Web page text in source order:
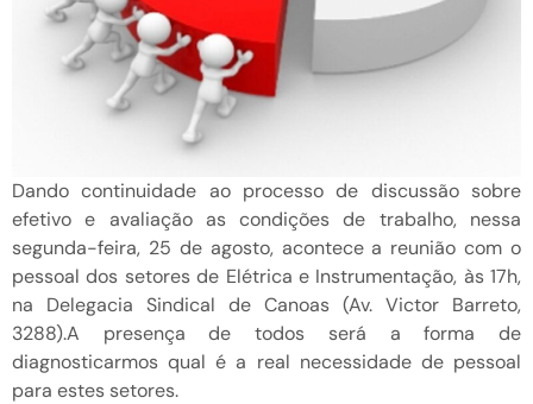
Dando continuidade ao processo de discussão sobre
efetivo e avaliação as condições de trabalho, nessa
segunda-feira, 25 de agosto, acontece a reunião com o
pessoal dos setores de Elétrica e Instrumentação, às 17h,
na Delegacia Sindical de Canoas (Av. Victor Barreto,
3288).A presença de todos será a forma de
diagnosticarmos qual é a real necessidade de pessoal
para estes setores.